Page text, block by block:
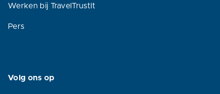
Werken bij TravelTrustIt
Pers
Volg ons op